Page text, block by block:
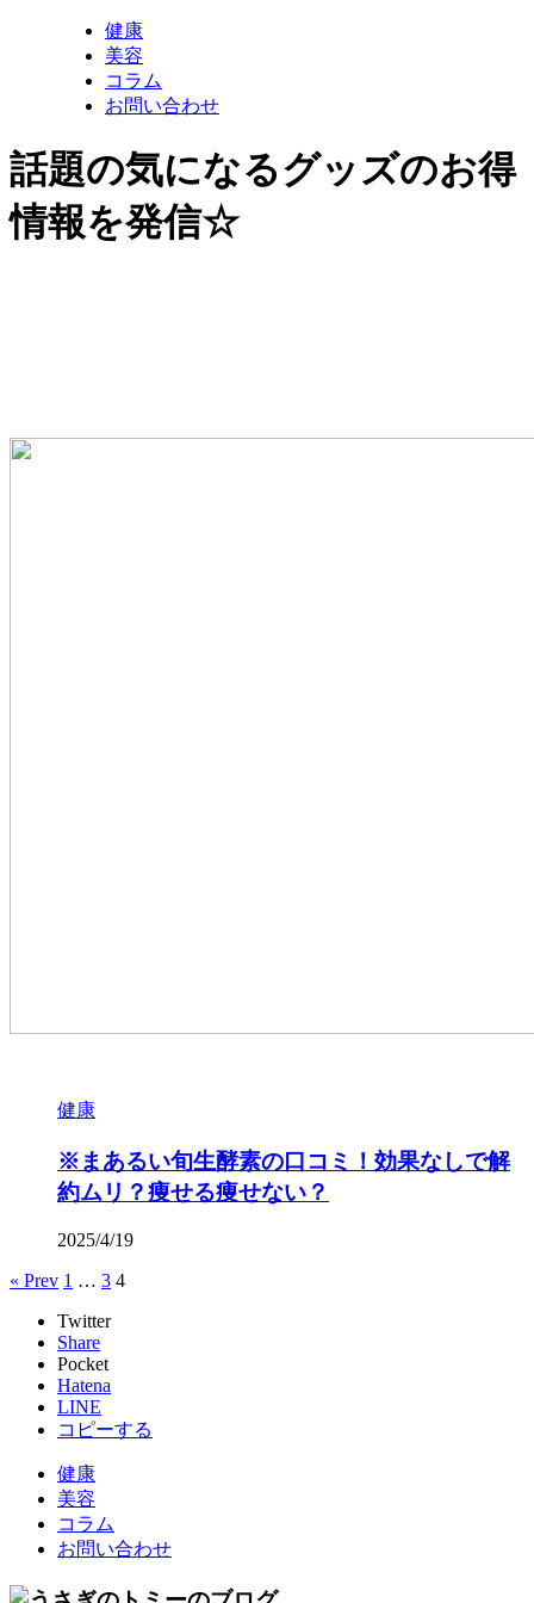
健康
美容
コラム
お問い合わせ
話題の気になるグッズのお得
情報を発信☆
健康
※まあるい旬生酵素の口コミ！効果なしで解
約ムリ？痩せる痩せない？
2025/4/19
« Prev 1 … 3 4
Twitter
Share
Pocket
Hatena
LINE
コピーする
健康
美容
コラム
お問い合わせ